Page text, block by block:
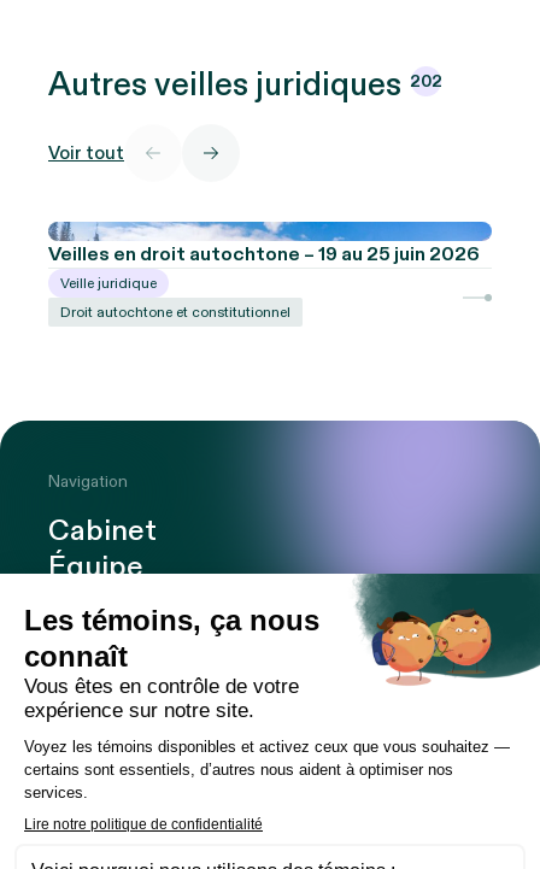
Autres veilles juridiques 202
Voir tout
Veilles en droit autochtone – 19 au 25 juin 2026
Veille juridique
Droit autochtone et constitutionnel
Navigation
Cabinet
Équipe
Expertises
Bureaux
Carrière
Transactions
Nouvelles
Contact